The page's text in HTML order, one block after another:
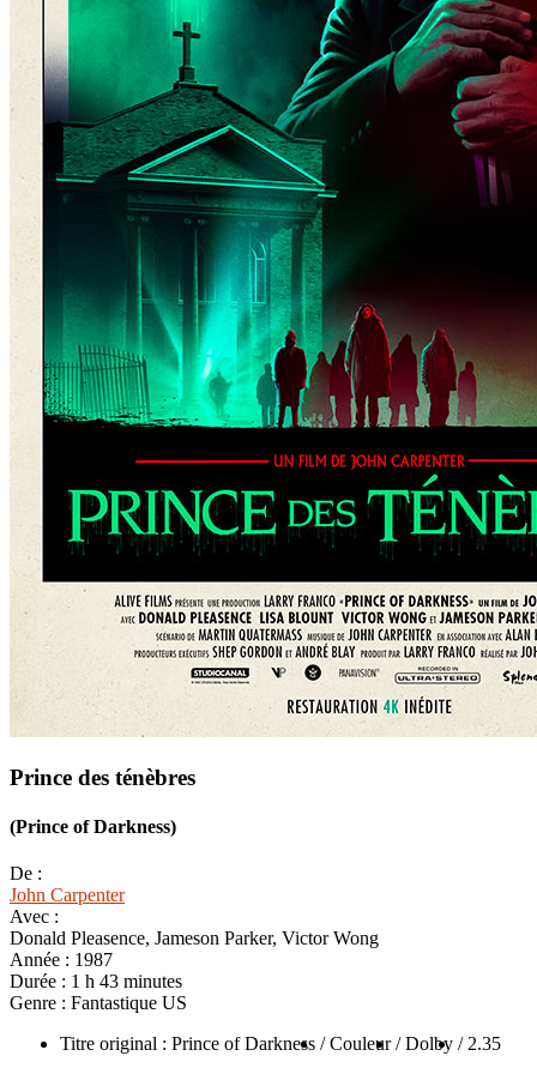
Prince des ténèbres
(Prince of Darkness)
De :
John Carpenter
Avec :
Donald Pleasence, Jameson Parker, Victor Wong
Année : 1987
Durée : 1 h 43 minutes
Genre : Fantastique US
Titre original : Prince of Darkness / Couleur / Dolby / 2.35